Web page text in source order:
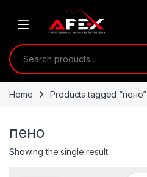
Search for:
Home Products tagged “пено”
пено
Showing the single result